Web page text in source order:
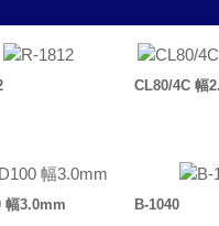
CL80/4C 幅
幅3.0mm B-1040